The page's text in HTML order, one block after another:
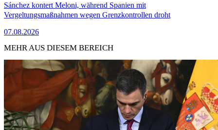
Sánchez kontert Meloni, während Spanien mit
Vergeltungsmaßnahmen wegen Grenzkontrollen droht
07.08.2026
MEHR AUS DIESEM BEREICH